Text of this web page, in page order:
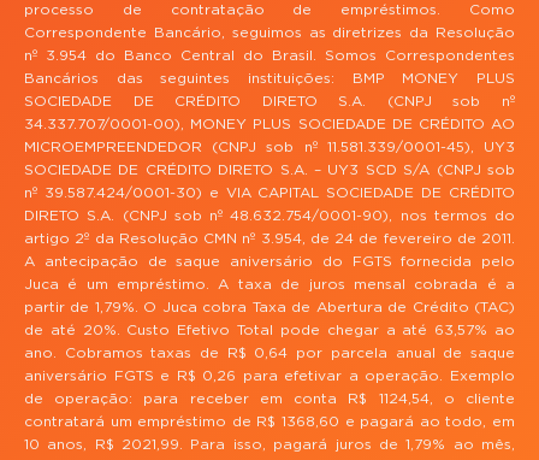
processo de contratação de empréstimos. Como
Correspondente Bancário, seguimos as diretrizes da Resolução
nº 3.954 do Banco Central do Brasil. Somos Correspondentes
Bancários das seguintes instituições: BMP MONEY PLUS
SOCIEDADE DE CRÉDITO DIRETO S.A. (CNPJ sob nº
34.337.707/0001-00), MONEY PLUS SOCIEDADE DE CRÉDITO AO
MICROEMPREENDEDOR (CNPJ sob nº 11.581.339/0001-45), UY3
SOCIEDADE DE CRÉDITO DIRETO S.A. – UY3 SCD S/A (CNPJ sob
nº 39.587.424/0001-30) e VIA CAPITAL SOCIEDADE DE CRÉDITO
DIRETO S.A. (CNPJ sob nº 48.632.754/0001-90), nos termos do
artigo 2º da Resolução CMN nº 3.954, de 24 de fevereiro de 2011.
A antecipação de saque aniversário do FGTS fornecida pelo
Juca é um empréstimo. A taxa de juros mensal cobrada é a
partir de 1,79%. O Juca cobra Taxa de Abertura de Crédito (TAC)
de até 20%. Custo Efetivo Total pode chegar a até 63,57% ao
ano. Cobramos taxas de R$ 0,64 por parcela anual de saque
aniversário FGTS e R$ 0,26 para efetivar a operação. Exemplo
de operação: para receber em conta R$ 1124,54, o cliente
contratará um empréstimo de R$ 1368,60 e pagará ao todo, em
10 anos, R$ 2021,99. Para isso, pagará juros de 1,79% ao mês,